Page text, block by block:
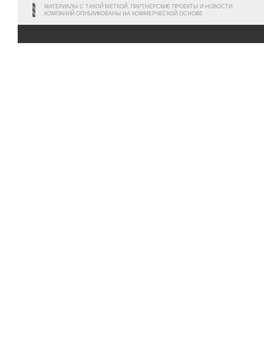
МАТЕРИАЛЫ С ТАКОЙ МЕТКОЙ, ПАРТНЕРСКИЕ ПРОЕКТЫ И НОВОСТИ
КОМПАНИЙ ОПУБЛИКОВАНЫ НА КОММЕРЧЕСКОЙ ОСНОВЕ